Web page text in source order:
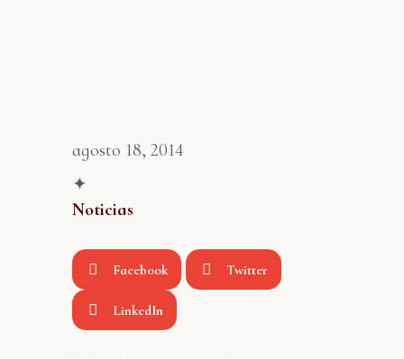
agosto 18, 2014
✦
Noticias
Facebook Twitter
LinkedIn